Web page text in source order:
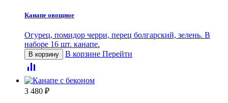
Канапе овощное
Огурец, помидор черри, перец болгарский, зелень. В
наборе 16 шт. канапе.
В корзину В корзине Перейти
3 480 ₽